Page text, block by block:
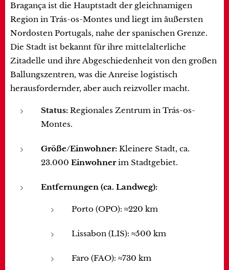
Bragança ist die Hauptstadt der gleichnamigen
Region in Trás-os-Montes und liegt im äußersten
Nordosten Portugals, nahe der spanischen Grenze.
Die Stadt ist bekannt für ihre mittelalterliche
Zitadelle und ihre Abgeschiedenheit von den großen
Ballungszentren, was die Anreise logistisch
herausfordernder, aber auch reizvoller macht.
Status: Regionales Zentrum in Trás-os-
Montes.
Größe/Einwohner: Kleinere Stadt, ca.
23.000 Einwohnerim Stadtgebiet.
Entfernungen (ca. Landweg):
Porto (OPO): ≈220 km
Lissabon (LIS): ≈500 km
Faro (FAO): ≈730 km